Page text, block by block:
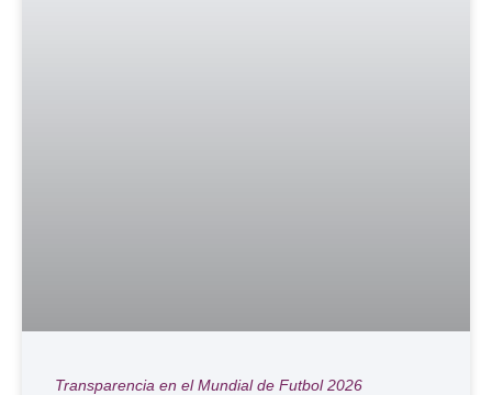
Transparencia en el Mundial de Futbol 2026